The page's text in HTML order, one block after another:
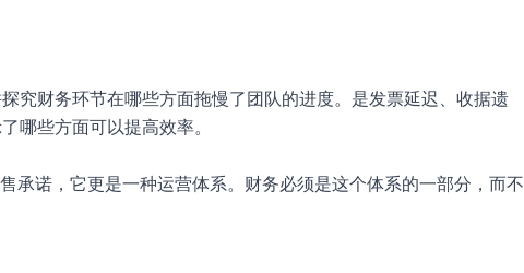
究财务环节在哪些方面拖慢了团队的进度。是发票延迟、收据遗
哪些方面可以提高效率。
承诺，它更是一种运营体系。财务必须是这个体系的一部分，而不